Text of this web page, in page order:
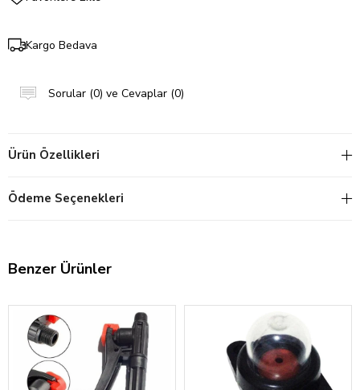
Kargo Bedava
Sorular (0) ve Cevaplar (0)
Ürün Özellikleri
Ödeme Seçenekleri
Benzer Ürünler